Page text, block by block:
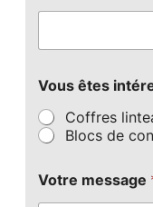
Vous êtes
Coffres
Blocs de
Votre message